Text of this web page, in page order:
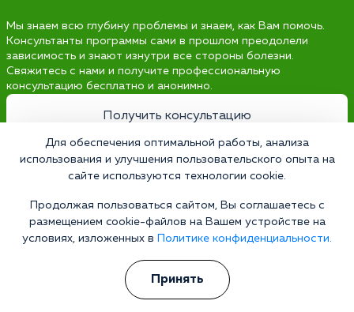
Мы знаем всю глубину проблемы и знаем, как Вам помочь.
Консультанты программы сами в прошлом преодолели
зависимость и знают изнутри все стороны болезни.
Свяжитесь с нами и получите профессиональную
консультацию бесплатно и анонимно.
Получить консультацию
Наркология 24/7
Наркологическая клиника
Цены
Для обеспечения оптимальной работы, анализа
использования и улучшения пользовательского опыта на
сайте используются технологии cookie.
Продолжая пользоваться сайтом, Вы соглашаетесь с
размещением cookie-файлов на Вашем устройстве на
условиях, изложенных в
Политике конфиденциальности.
Принять